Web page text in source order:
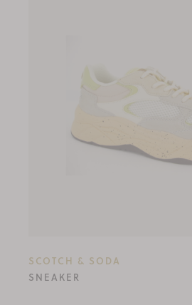
SCOTCH & SODA
SNEAKER